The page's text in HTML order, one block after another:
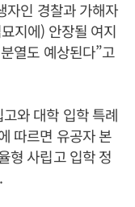
자인 경찰과 가해자
지에) 안장될 여지
열도 예상된다”고
와 대학 입학 특례
따르면 유공자 본
형 사립고 입학 정